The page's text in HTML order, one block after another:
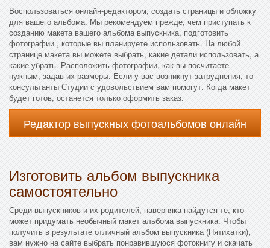
Воспользоваться онлайн-редактором, создать страницы и обложку
для вашего альбома. Мы рекомендуем прежде, чем приступать к
созданию макета вашего альбома выпускника, подготовить
фотографии , которые вы планируете использовать. На любой
странице макета вы можете выбрать, какие детали использовать, а
какие убрать. Расположить фотографии, как вы посчитаете
нужным, задав их размеры. Если у вас возникнут затруднения, то
консультанты Студии с удовольствием вам помогут. Когда макет
будет готов, останется только оформить заказ.
Редактор выпускных фотоальбомов онлайн
Изготовить альбом выпускника
самостоятельно
Среди выпускников и их родителей, наверняка найдутся те, кто
может придумать необычный макет альбома выпускника. Чтобы
получить в результате отличный альбом выпускника (Пятихатки),
вам нужно на сайте выбрать понравившуюся фотокнигу и скачать